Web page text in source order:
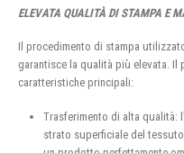
ELEVATA QUALITÀ DI STAMPA E
Il procedimento di stampa
garantisce la qualità più elevata. Il
caratteristiche principali:
Trasferimento di alta qualità:
strato superficiale del